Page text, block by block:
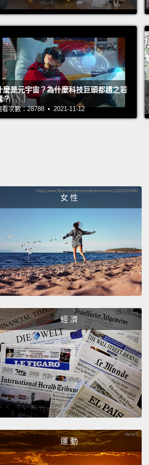
麼是元宇宙？為什麼科技巨頭都趨之若
？
看次數：28788 • 2021-11-12
女 性
經 濟
運 動